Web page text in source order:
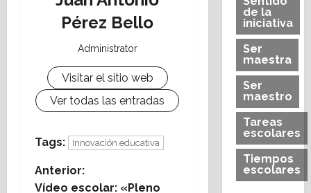
Pérez Bello
Administrator
Visitar el sitio web
Ver todas las entradas
Tags: Innovación educativa
N
Anterior:
Vídeo escolar: «Pleno
de la
iniciativa
Ser
maestra
Ser
maestro
Tareas
escolares
Tiempos
escolares